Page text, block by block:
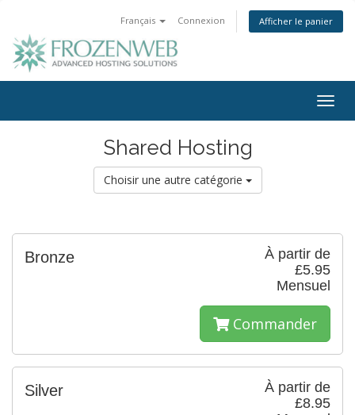
Français Connexion Afficher le panier
Shared Hosting
Choisir une autre catégorie
À partir de
£5.95
Mensuel
Bronze
Commander
À partir de
£8.95
Silver